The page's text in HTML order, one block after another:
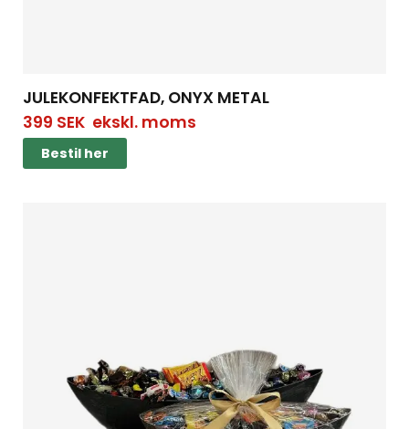
JULEKONFEKTFAD, ONYX METAL
399 SEKekskl. moms
Bestil her